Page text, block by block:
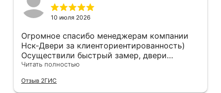
10 июля 2026
Огромное спасибо менеджерам компании
Нск-Двери за клиенториентированность)
Осуществили быстрый замер, двери
оказались в наличии. По доставке
компанию, где я могу указать удобный для
Читать полностью
Отзыв 2ГИС